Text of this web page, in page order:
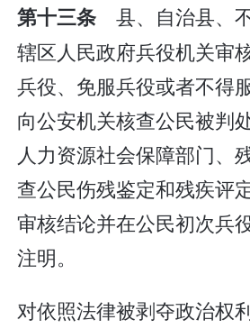
第十三条县、自治县、
辖区人民政府兵役机关审
兵役、免服兵役或者不得
向公安机关核查公民被判
人力资源社会保障部门、
查公民伤残鉴定和残疾评
审核结论并在公民初次兵
注明。
对依照法律被剥夺政治权